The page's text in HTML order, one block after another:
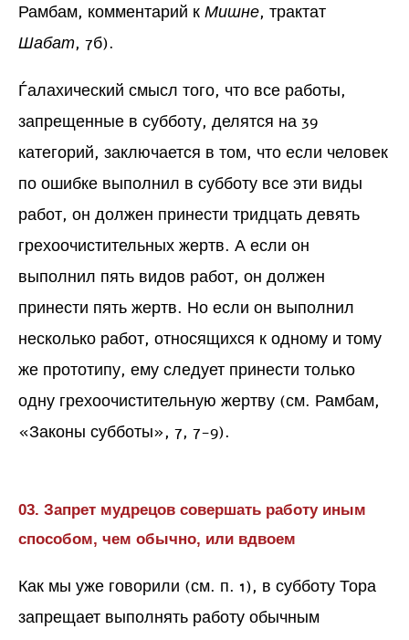
Рамбам, комментарий к Мишне, трактат
Шабат, 7б).
Ѓалахический смысл того, что все работы,
запрещенные в субботу, делятся на 39
категорий, заключается в том, что если человек
по ошибке выполнил в субботу все эти виды
работ, он должен принести тридцать девять
грехоочистительных жертв. А если он
выполнил пять видов работ, он должен
принести пять жертв. Но если он выполнил
несколько работ, относящихся к одному и тому
же прототипу, ему следует принести только
одну грехоочистительную жертву (см. Рамбам,
«Законы субботы», 7, 7-9).
03. Запрет мудрецов совершать работу иным
способом, чем обычно, или вдвоем
Как мы уже говорили (см. п. 1), в субботу Тора
запрещает выполнять работу обычным